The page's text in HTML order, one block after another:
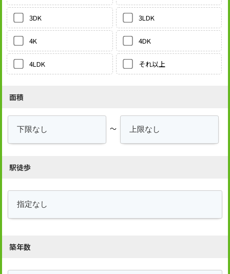
3DK 3LDK
4K 4DK
4LDK それ以上
面積
～
駅徒歩
築年数